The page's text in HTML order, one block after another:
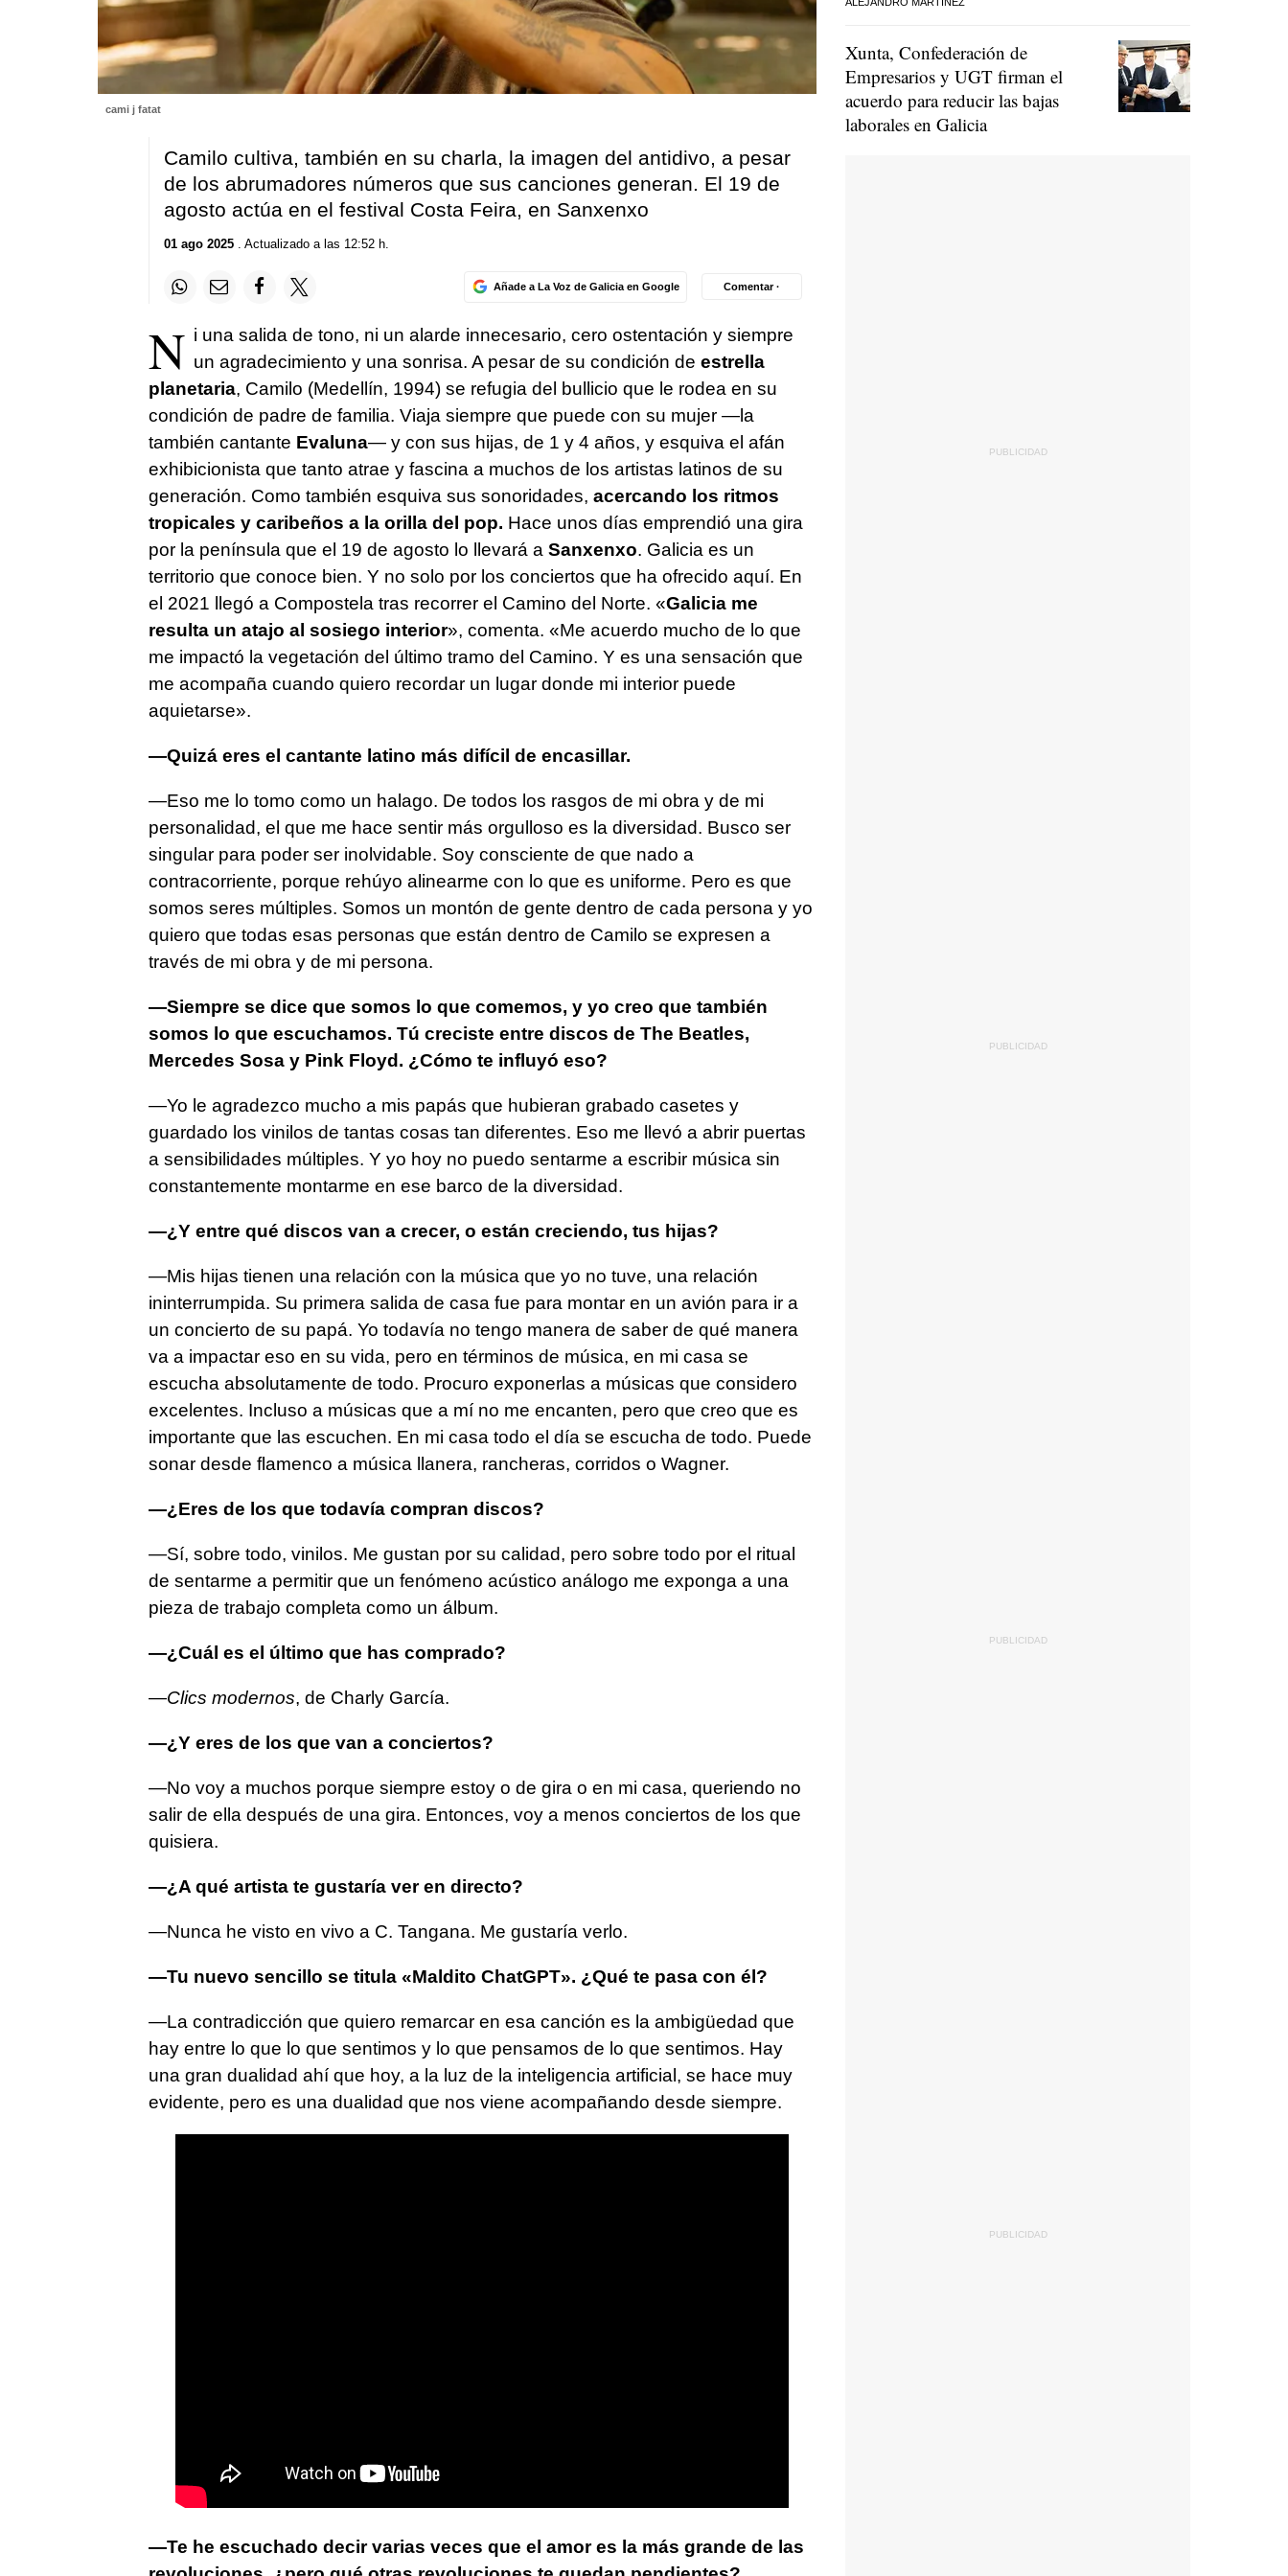
cami j fatat
Camilo cultiva, también en su charla, la imagen del antidivo, a pesar
de los abrumadores números que sus canciones generan. El 19 de
agosto actúa en el festival Costa Feira, en Sanxenxo
01 ago 2025. Actualizado a las 12:52 h.
Añade a La Voz de Galicia en Google Comentar ·
N i una salida de tono, ni un alarde innecesario, cero ostentación y siempre
un agradecimiento y una sonrisa. A pesar de su condición de estrella
planetaria, Camilo (Medellín, 1994) se refugia del bullicio que le rodea en su
condición de padre de familia. Viaja siempre que puede con su mujer —la
también cantante Evaluna— y con sus hijas, de 1 y 4 años, y esquiva el afán
exhibicionista que tanto atrae y fascina a muchos de los artistas latinos de su
generación. Como también esquiva sus sonoridades, acercando los ritmos
tropicales y caribeños a la orilla del pop. Hace unos días emprendió una gira
por la península que el 19 de agosto lo llevará a Sanxenxo. Galicia es un
territorio que conoce bien. Y no solo por los conciertos que ha ofrecido aquí. En
el 2021 llegó a Compostela tras recorrer el Camino del Norte. «Galicia me
resulta un atajo al sosiego interior», comenta. «Me acuerdo mucho de lo que
me impactó la vegetación del último tramo del Camino. Y es una sensación que
me acompaña cuando quiero recordar un lugar donde mi interior puede
aquietarse».
—Quizá eres el cantante latino más difícil de encasillar.
—Eso me lo tomo como un halago. De todos los rasgos de mi obra y de mi
personalidad, el que me hace sentir más orgulloso es la diversidad. Busco ser
singular para poder ser inolvidable. Soy consciente de que nado a
contracorriente, porque rehúyo alinearme con lo que es uniforme. Pero es que
somos seres múltiples. Somos un montón de gente dentro de cada persona y yo
quiero que todas esas personas que están dentro de Camilo se expresen a
través de mi obra y de mi persona.
—Siempre se dice que somos lo que comemos, y yo creo que también
somos lo que escuchamos. Tú creciste entre discos de The Beatles,
Mercedes Sosa y Pink Floyd. ¿Cómo te influyó eso?
—Yo le agradezco mucho a mis papás que hubieran grabado casetes y
guardado los vinilos de tantas cosas tan diferentes. Eso me llevó a abrir puertas
a sensibilidades múltiples. Y yo hoy no puedo sentarme a escribir música sin
constantemente montarme en ese barco de la diversidad.
—¿Y entre qué discos van a crecer, o están creciendo, tus hijas?
—Mis hijas tienen una relación con la música que yo no tuve, una relación
ininterrumpida. Su primera salida de casa fue para montar en un avión para ir a
un concierto de su papá. Yo todavía no tengo manera de saber de qué manera
va a impactar eso en su vida, pero en términos de música, en mi casa se
escucha absolutamente de todo. Procuro exponerlas a músicas que considero
excelentes. Incluso a músicas que a mí no me encanten, pero que creo que es
importante que las escuchen. En mi casa todo el día se escucha de todo. Puede
sonar desde flamenco a música llanera, rancheras, corridos o Wagner.
—¿Eres de los que todavía compran discos?
—Sí, sobre todo, vinilos. Me gustan por su calidad, pero sobre todo por el ritual
de sentarme a permitir que un fenómeno acústico análogo me exponga a una
pieza de trabajo completa como un álbum.
—¿Cuál es el último que has comprado?
—Clics modernos, de Charly García.
—¿Y eres de los que van a conciertos?
—No voy a muchos porque siempre estoy o de gira o en mi casa, queriendo no
salir de ella después de una gira. Entonces, voy a menos conciertos de los que
quisiera.
—¿A qué artista te gustaría ver en directo?
—Nunca he visto en vivo a C. Tangana. Me gustaría verlo.
—Tu nuevo sencillo se titula «Maldito ChatGPT». ¿Qué te pasa con él?
—La contradicción que quiero remarcar en esa canción es la ambigüedad que
hay entre lo que lo que sentimos y lo que pensamos de lo que sentimos. Hay
una gran dualidad ahí que hoy, a la luz de la inteligencia artificial, se hace muy
evidente, pero es una dualidad que nos viene acompañando desde siempre.
—Te he escuchado decir varias veces que el amor es la más grande de las
Xunta, Confederación de
Empresarios y UGT firman el
acuerdo para reducir las bajas
laborales en Galicia